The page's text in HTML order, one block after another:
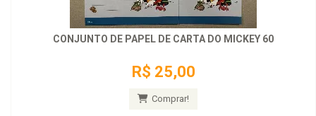
CONJUNTO DE PAPEL DE CARTA DO MICKEY 60
R$ 25,00
Comprar!